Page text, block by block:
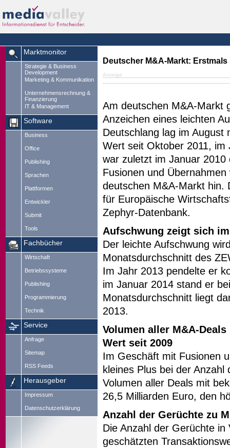
Marktmonitor
Strategie & Business
Development
Marketing & Kommunikation
Unternehmensrechnung &
Finanzierung
IT & Management
Software
Business
Office
Publishing
Sprachen
Plattformen
Entwickler
Submit
Tools
Fachbücher
Wirtschaft
Betriebssysteme
Publishing
Programmierung
Technik
Service
Anfrage
Sitemap
RSS Feeds
Herausgeber
Impressum
Datenschutzerklärung
Deutscher M&A-Markt:
Anzeige
Am deutschen M&A-Markt
Anzeichen eines leichten
Deutschlang lag im August
Wert seit Oktober 2011,
war zuletzt im Januar
Fusionen und
deutschen M&A-Markt hin.
für Europäische
Zephyr-Datenbank.
Aufschwung zeigt sich
Der leichte Aufschwung
Monatsdurchschnitt des
Im Jahr 2013 pendelte er
im Januar 2014 stand er
Monatsdurchschnitt liegt
2013.
Volumen aller M&A-
Wert seit 2009
Im Geschäft mit Fusionen
kleines Plus bei der
Volumen aller Deals mit
26,5 Milliarden Euro, den
Anzahl der Gerüchte zu
Die Anzahl der Gerüchte
geschätzten